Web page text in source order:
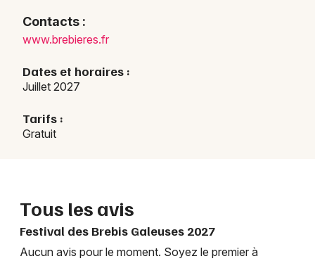
Contacts :
www.brebieres.fr
Dates et horaires :
Juillet 2027
Tarifs :
Gratuit
Tous les avis
Festival des Brebis Galeuses 2027
Aucun avis pour le moment. Soyez le premier à